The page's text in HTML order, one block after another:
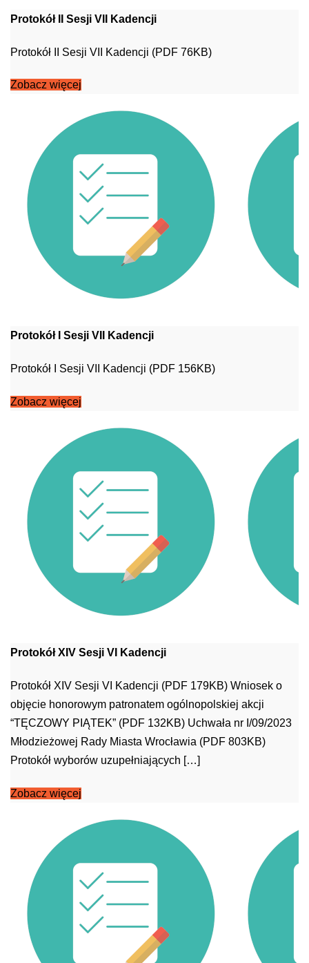
Protokół II Sesji VII Kadencji
Protokół II Sesji VII Kadencji (PDF 76KB)
Zobacz więcej
Protokół I Sesji VII Kadencji
Protokół I Sesji VII Kadencji (PDF 156KB)
Zobacz więcej
Protokół XIV Sesji VI Kadencji
Protokół XIV Sesji VI Kadencji (PDF 179KB) Wniosek o
objęcie honorowym patronatem ogólnopolskiej akcji
“TĘCZOWY PIĄTEK” (PDF 132KB) Uchwała nr I/09/2023
Młodzieżowej Rady Miasta Wrocławia (PDF 803KB)
Protokół wyborów uzupełniających […]
Zobacz więcej